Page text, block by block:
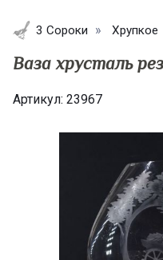
3 Сороки Хрупкое
Ваза хрусталь
Артикул: 23967